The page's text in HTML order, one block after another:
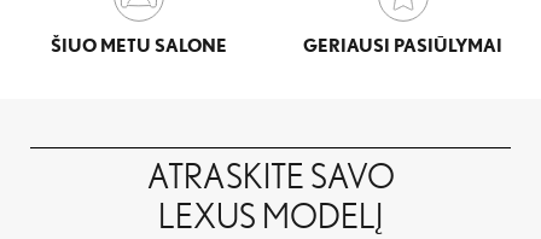
ŠIUO METU SALONE GERIAUSI PASIŪLYMAI
ATRASKITE SAVO
LEXUS MODELĮ